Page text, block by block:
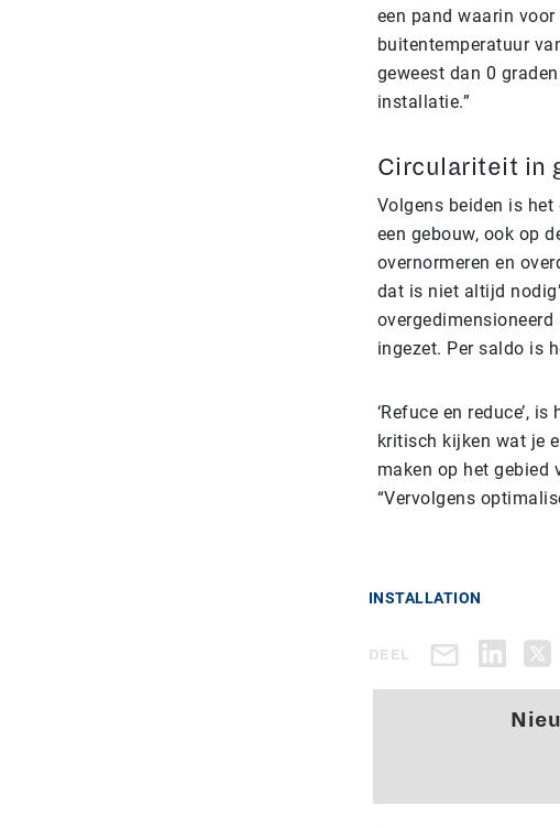
een pand waarin
buitentemperatuur
geweest dan 0
installatie.”
Circulariteit in
Volgens beiden is
een gebouw, ook op
overnormeren en
dat is niet altijd
ingezet. Per saldo is
‘Refuce en reduce’,
kritisch kijken wat je
maken op het gebied
“Vervolgens
INSTALLATION
DEEL